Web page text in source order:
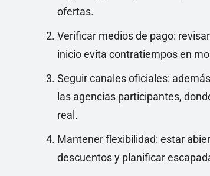
ofertas.
Verificar medios de pago:
inicio evita contratiempos en
Seguir canales oficiales:
las agencias participantes,
real.
Mantener flexibilidad: estar
descuentos y planificar